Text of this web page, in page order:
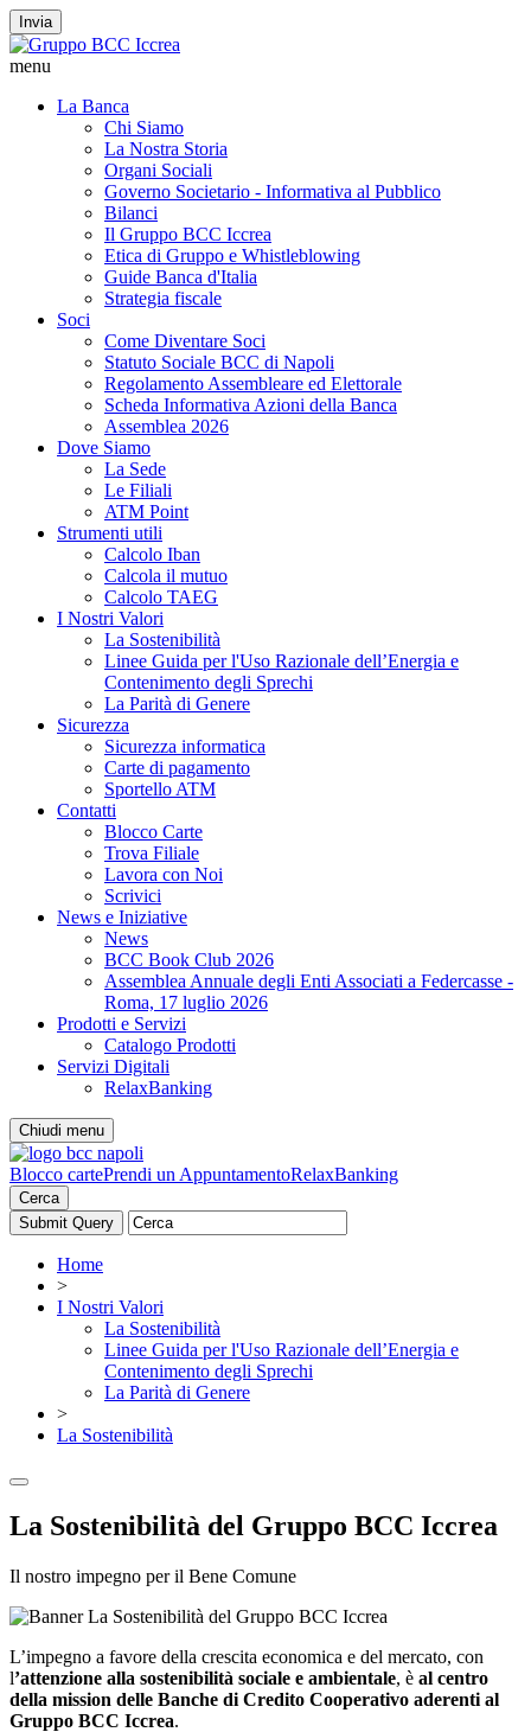
Invia
menu
La Banca
Chi Siamo
La Nostra Storia
Organi Sociali
Governo Societario - Informativa al Pubblico
Bilanci
Il Gruppo BCC Iccrea
Etica di Gruppo e Whistleblowing
Guide Banca d'Italia
Strategia fiscale
Soci
Come Diventare Soci
Statuto Sociale BCC di Napoli
Regolamento Assembleare ed Elettorale
Scheda Informativa Azioni della Banca
Assemblea 2026
Dove Siamo
La Sede
Le Filiali
ATM Point
Strumenti utili
Calcolo Iban
Calcola il mutuo
Calcolo TAEG
I Nostri Valori
La Sostenibilità
Linee Guida per l'Uso Razionale dell’Energia e
Contenimento degli Sprechi
La Parità di Genere
Sicurezza
Sicurezza informatica
Carte di pagamento
Sportello ATM
Contatti
Blocco Carte
Trova Filiale
Lavora con Noi
Scrivici
News e Iniziative
News
BCC Book Club 2026
Assemblea Annuale degli Enti Associati a Federcasse -
Roma, 17 luglio 2026
Prodotti e Servizi
Catalogo Prodotti
Servizi Digitali
RelaxBanking
Chiudi menu
Blocco cartePrendi un AppuntamentoRelaxBanking
Cerca
Home
>
I Nostri Valori
La Sostenibilità
Linee Guida per l'Uso Razionale dell’Energia e
Contenimento degli Sprechi
La Parità di Genere
>
La Sostenibilità
La Sostenibilità del Gruppo BCC Iccrea
Il nostro impegno per il Bene Comune
L’impegno a favore della crescita economica e del mercato, con
l’attenzione alla sostenibilità sociale e ambientale, è al centro
della mission delle Banche di Credito Cooperativo aderenti al
Gruppo BCC Iccrea.